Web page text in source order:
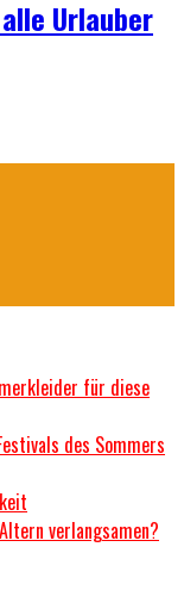
Urlauber
für diese
des Sommers
verlangsamen?